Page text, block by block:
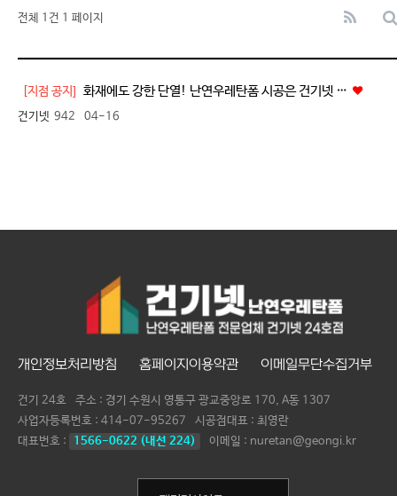
전체 1건 1 페이지
[지점 공지] 화재에도 강한 단열! 난연우레탄폼 시공은 건기넷 …
건기넷 942 04-16
개인정보처리방침 홈페이지이용약관 이메일무단수집거부
건기 24호
주소 : 경기 수원시 영통구 광교중앙로 170, A동 1307
사업자등록번호 : 414-07-95267 시공점대표 : 최영란
대표번호 :
1566-0622 (내선 224) 이메일 : nuretan@geongi.kr